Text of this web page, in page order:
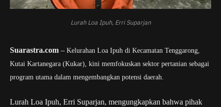
Lurah Loa Ipuh, Erri Suparjan
Suarastra.com – Kelurahan Loa Ipuh di Kecamatan Tenggarong,
Kutai Kartanegara (Kukar), kini memfokuskan sektor pertanian sebagai
program utama dalam mengembangkan potensi daerah.
Lurah Loa Ipuh, Erri Suparjan, mengungkapkan bahwa pihak